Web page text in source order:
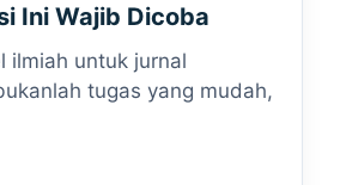
Ini Wajib Dicoba
ilmiah untuk jurnal
tugas yang mudah,